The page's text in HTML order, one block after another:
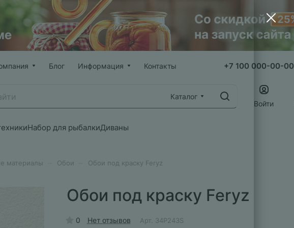
Блог Информация Контакты +7 100 000-00-00
Каталог
Войти
Набор для рыбалкиДиваны
материалы Обои Обои под краску Feryz
Обои под краску Feryz
0 Нет отзывов Арт. 34P243S